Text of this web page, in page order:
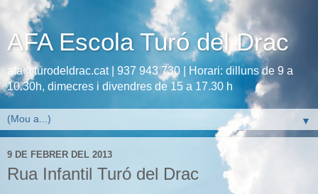
AFA Escola Turó del Drac
afa@turodeldrac.cat | 937 943 730 | Horari: dilluns de 9 a
10.30h, dimecres i divendres de 15 a 17.30 h
▼
9 DE FEBRER DEL 2013
Rua Infantil Turó del Drac